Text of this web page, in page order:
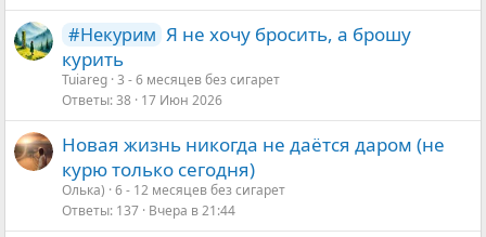
#Некурим Я не хочу бросить, а брошу
курить
Tuiareg 3 - 6 месяцев без сигарет
Ответы 38 17 Июн 2026
Новая жизнь никогда не даётся даром (не
курю только сегодня)
Олька) 6 - 12 месяцев без сигарет
Ответы 137 Вчера в 21:44